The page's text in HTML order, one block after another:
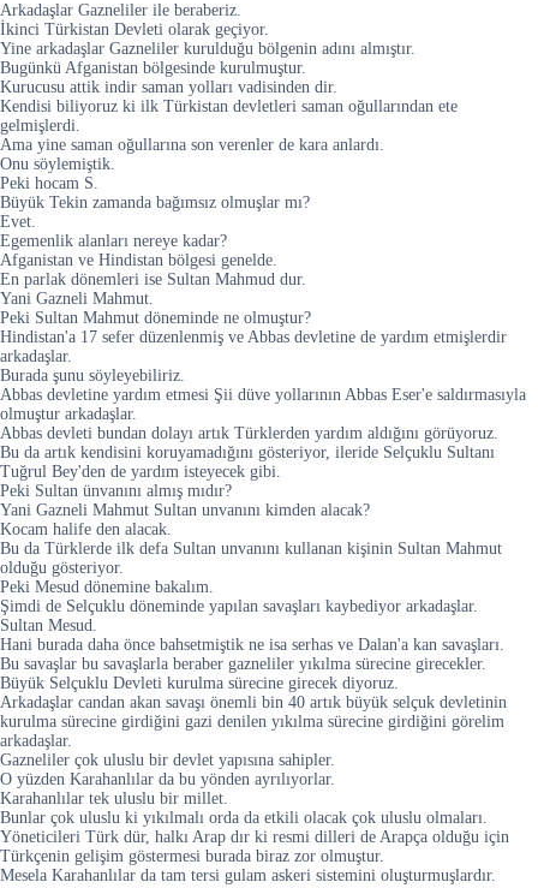
Arkadaşlar Gazneliler ile beraberiz.
İkinci Türkistan Devleti olarak geçiyor.
Yine arkadaşlar Gazneliler kurulduğu bölgenin adını almıştır.
Bugünkü Afganistan bölgesinde kurulmuştur.
Kurucusu attik indir saman yolları vadisinden dir.
Kendisi biliyoruz ki ilk Türkistan devletleri saman oğullarından ete
gelmişlerdi.
Ama yine saman oğullarına son verenler de kara anlardı.
Onu söylemiştik.
Peki hocam S.
Büyük Tekin zamanda bağımsız olmuşlar mı?
Evet.
Egemenlik alanları nereye kadar?
Afganistan ve Hindistan bölgesi genelde.
En parlak dönemleri ise Sultan Mahmud dur.
Yani Gazneli Mahmut.
Peki Sultan Mahmut döneminde ne olmuştur?
Hindistan'a 17 sefer düzenlenmiş ve Abbas devletine de yardım etmişlerdir
arkadaşlar.
Burada şunu söyleyebiliriz.
Abbas devletine yardım etmesi Şii düve yollarının Abbas Eser'e saldırmasıyla
olmuştur arkadaşlar.
Abbas devleti bundan dolayı artık Türklerden yardım aldığını görüyoruz.
Bu da artık kendisini koruyamadığını gösteriyor, ileride Selçuklu Sultanı
Tuğrul Bey'den de yardım isteyecek gibi.
Peki Sultan ünvanını almış mıdır?
Yani Gazneli Mahmut Sultan unvanını kimden alacak?
Kocam halife den alacak.
Bu da Türklerde ilk defa Sultan unvanını kullanan kişinin Sultan Mahmut
olduğu gösteriyor.
Peki Mesud dönemine bakalım.
Şimdi de Selçuklu döneminde yapılan savaşları kaybediyor arkadaşlar.
Sultan Mesud.
Hani burada daha önce bahsetmiştik ne isa serhas ve Dalan'a kan savaşları.
Bu savaşlar bu savaşlarla beraber gazneliler yıkılma sürecine girecekler.
Büyük Selçuklu Devleti kurulma sürecine girecek diyoruz.
Arkadaşlar candan akan savaşı önemli bin 40 artık büyük selçuk devletinin
kurulma sürecine girdiğini gazi denilen yıkılma sürecine girdiğini görelim
arkadaşlar.
Gazneliler çok uluslu bir devlet yapısına sahipler.
O yüzden Karahanlılar da bu yönden ayrılıyorlar.
Karahanlılar tek uluslu bir millet.
Bunlar çok uluslu ki yıkılmalı orda da etkili olacak çok uluslu olmaları.
Yöneticileri Türk dür, halkı Arap dır ki resmi dilleri de Arapça olduğu için
Türkçenin gelişim göstermesi burada biraz zor olmuştur.
Mesela Karahanlılar da tam tersi gulam askeri sistemini oluşturmuşlardır.